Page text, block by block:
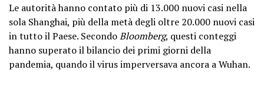
Le autorità hanno contato più di 13.000 nuovi casi nella
sola Shanghai, più della metà degli oltre 20.000 nuovi casi
in tutto il Paese. SecondoBloomberg, questi conteggi
hanno superato il bilancio dei primi giorni della
pandemia, quando il virus imperversava ancora a Wuhan.